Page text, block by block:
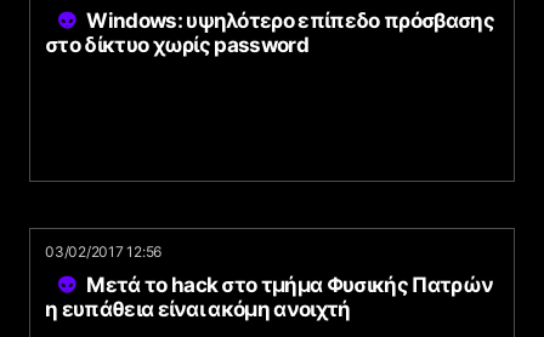
Windows: υψηλότερο επίπεδο πρόσβασης
στο δίκτυο χωρίς password
03/02/2017 12:56
Μετά το hack στο τμήμα Φυσικής Πατρών
η ευπάθεια είναι ακόμη ανοιχτή